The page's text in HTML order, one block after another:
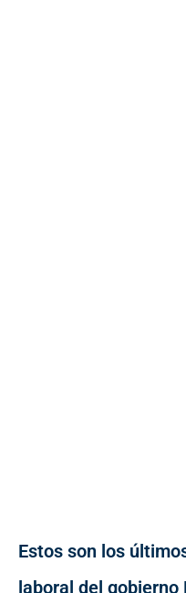
Estos son los
laboral del